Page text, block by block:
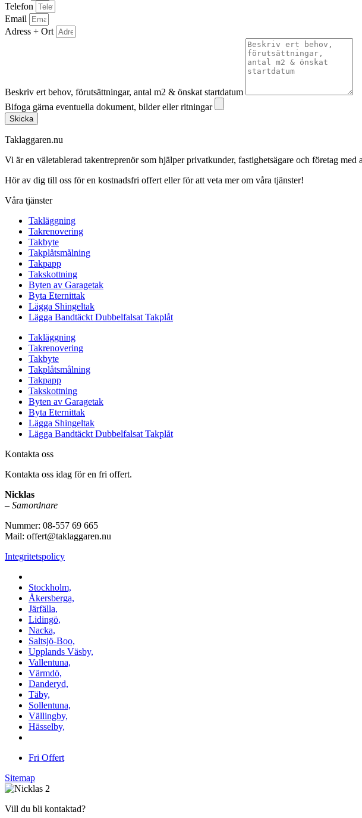
Telefon
Email
Adress + Ort
Beskriv ert behov, förutsättningar, antal m2 & önskat startdatum
Bifoga gärna eventuella dokument, bilder eller ritningar
Skicka
Taklaggaren.nu
Vi är en väletablerad takentreprenör som hjälper privatkunder, fastighetsägare och företag
Hör av dig till oss för en kostnadsfri offert eller för att veta mer om våra tjänster!
Våra tjänster
Takläggning
Takrenovering
Takbyte
Takplåtsmålning
Takpapp
Takskottning
Byten av Garagetak
Byta Eternittak
Lägga Shingeltak
Lägga Bandtäckt Dubbelfalsat Takplåt
Takläggning
Takrenovering
Takbyte
Takplåtsmålning
Takpapp
Takskottning
Byten av Garagetak
Byta Eternittak
Lägga Shingeltak
Lägga Bandtäckt Dubbelfalsat Takplåt
Kontakta oss
Kontakta oss idag för en fri offert.
Nicklas
– Samordnare
Nummer: 08-557 69 665
Mail: offert@taklaggaren.nu
Integritetspolicy
Stockholm,
Åkersberga,
Järfälla,
Lidingö,
Nacka,
Saltsjö-Boo,
Upplands Väsby,
Vallentuna,
Värmdö,
Danderyd,
Täby,
Sollentuna,
Vällingby,
Hässelby,
Fri Offert
Sitemap
Vill du bli kontaktad?